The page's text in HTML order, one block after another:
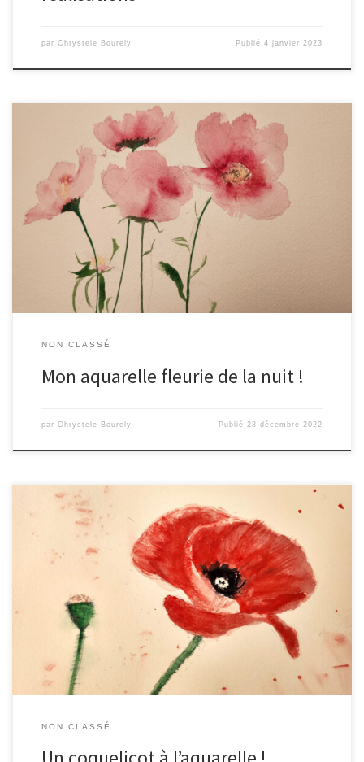
par Chrystele Bourely Publié4 janvier 2023
désolée pour la faible qualité de la numérisation .. en vrai le
papier est bien blanc !! Mais à 2h du matin .. il fait nuit !
NON CLASSÉ
Mon aquarelle fleurie de la nuit !
par Chrystele Bourely Publié28 décembre 2022
Voici ma toute dernière réalisation …
NON CLASSÉ